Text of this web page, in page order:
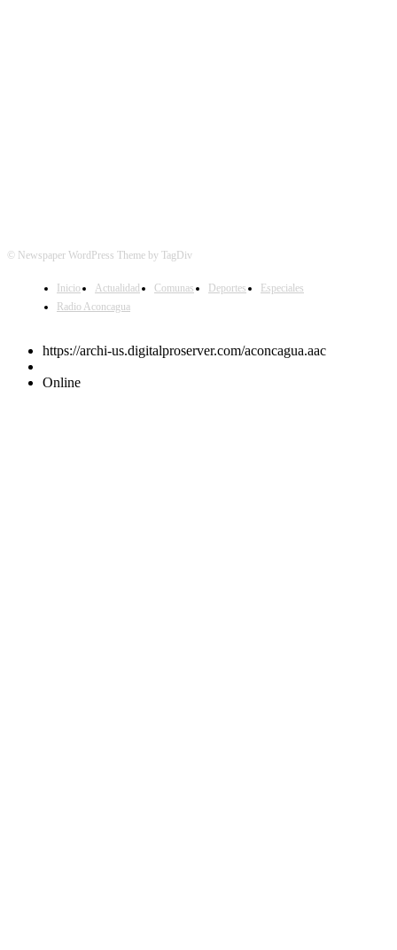
© Newspaper WordPress Theme by TagDiv
Inicio Actualidad Comunas Deportes
Especiales
Radio Aconcagua
https://archi-us.digitalproserver.com/aconcagua.aac
Online